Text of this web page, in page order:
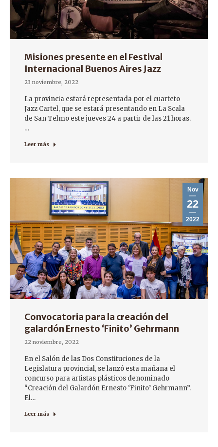
Misiones presente en el Festival
Internacional Buenos Aires Jazz
23 noviembre, 2022
La provincia estará representada por el cuarteto
Jazz Cartel, que se estará presentando en La Scala
de San Telmo este jueves 24 a partir de las 21 horas.
…
Leer más
Nov
22
2022
Convocatoria para la creación del
galardón Ernesto ‘Finito’ Gehrmann
22 noviembre, 2022
En el Salón de las Dos Constituciones de la
Legislatura provincial, se lanzó esta mañana el
concurso para artistas plásticos denominado
“Creación del Galardón Ernesto ‘Finito’ Gehrmann”.
El…
Leer más